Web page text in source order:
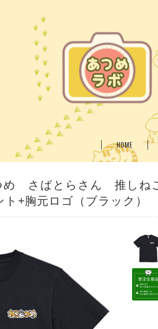
HOME
つめ さばとらさん 推し
+胸元ロゴ（ブラック）